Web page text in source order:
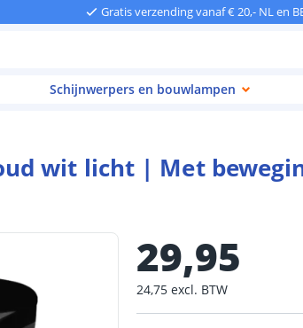
Gratis verzending vanaf € 20,- NL en
Schijnwerpers en bouwlampen
wit licht | Met
29,95
24,75 excl. BTW